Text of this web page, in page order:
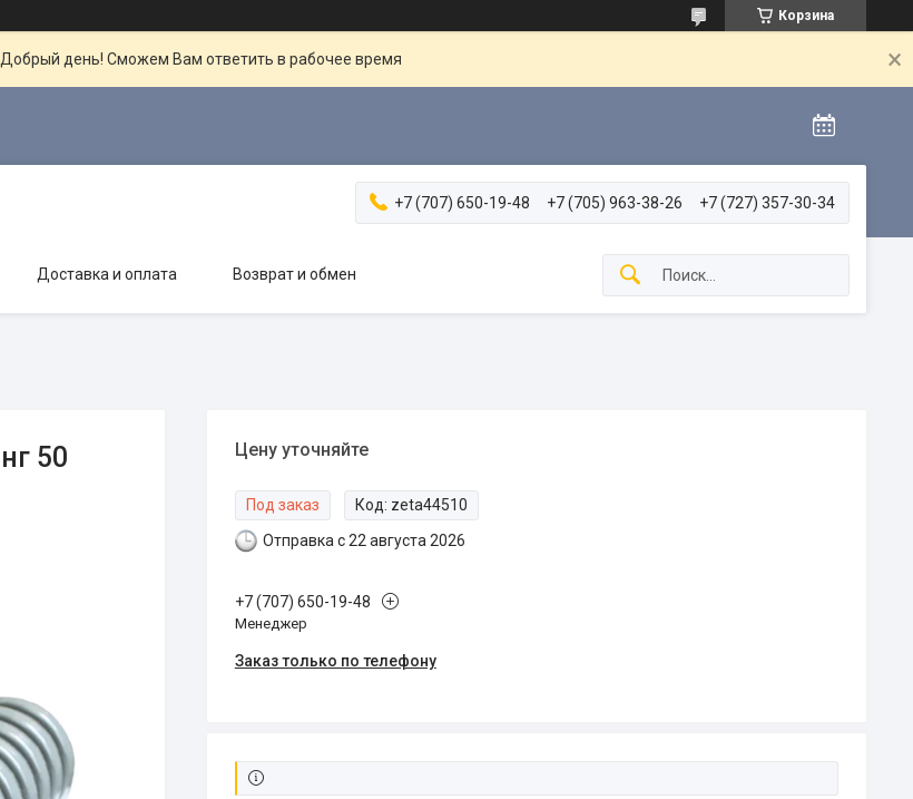
Корзина
Добрый день! Сможем Вам ответить в рабочее время
+7 (707) 650-19-48 +7 (705) 963-38-26 +7 (727) 357-30-34
Доставка и оплата Возврат и обмен
50
Цену уточняйте
Под заказ Код: zeta44510
Отправка с 22 августа 2026
+7 (707) 650-19-48
Менеджер
Заказ только по телефону